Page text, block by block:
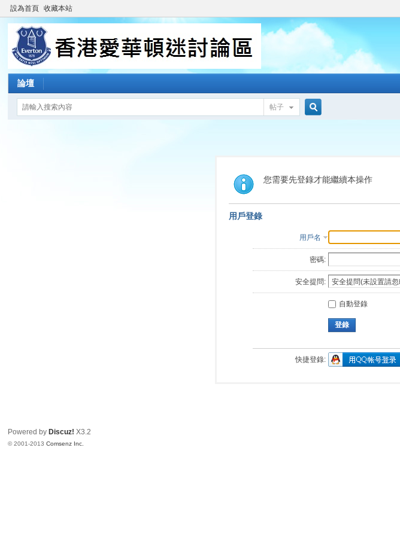
設為首頁 收藏本站
論壇
帖子
索
您需要先登錄才能繼續本操作
用戶登錄
用戶名
密碼:
安全提問:
自動登錄
登錄
快捷登錄:
Powered by Discuz! X3.2
© 2001-2013Comsenz Inc.